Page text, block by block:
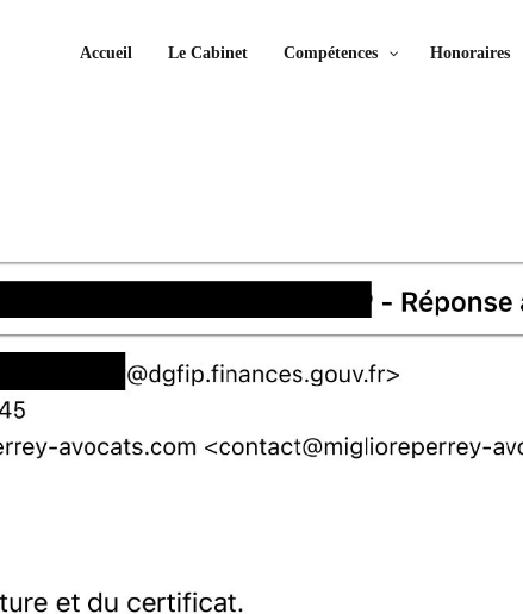
Accueil Le Cabinet Compétences Honoraires